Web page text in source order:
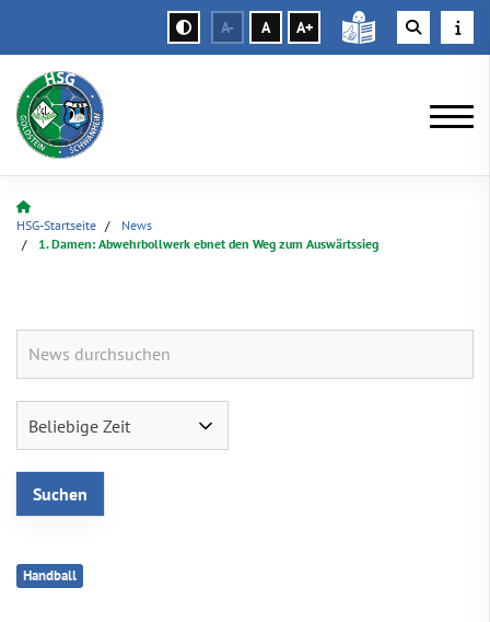
A- A A+
HSG-Startseite
News
1. Damen: Abwehrbollwerk ebnet den Weg zum Auswärtssieg
Handball